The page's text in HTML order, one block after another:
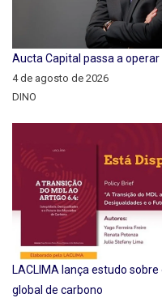
Aucta Capital passa a
4 de agosto de 2026
DINO
LACLIMA lança estudo
global de carbono